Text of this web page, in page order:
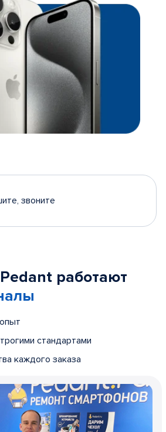
звоните
работают
стандартами
каждого заказа